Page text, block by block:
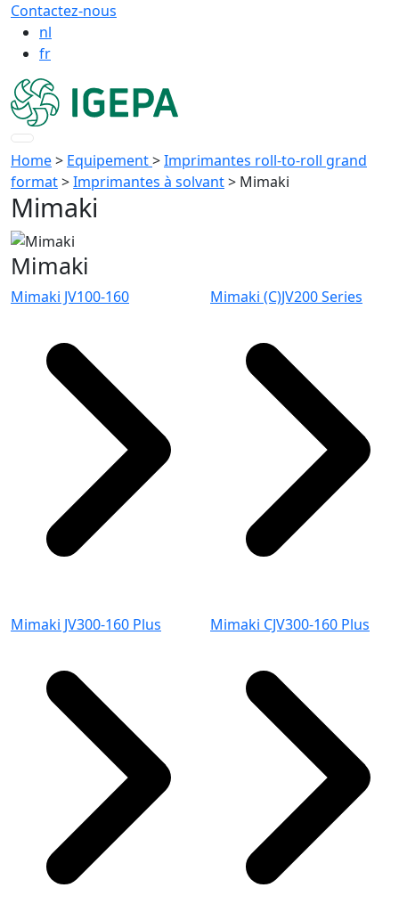
Contactez-nous
nl
fr
Home> Equipement>Imprimantes roll-to-roll grand
format>Imprimantes à solvant> Mimaki
Mimaki
Mimaki
Mimaki JV100-160 Mimaki (C)JV200 Series
Mimaki JV300-160 Plus Mimaki CJV300-160 Plus